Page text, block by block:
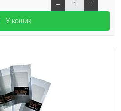
У кошик